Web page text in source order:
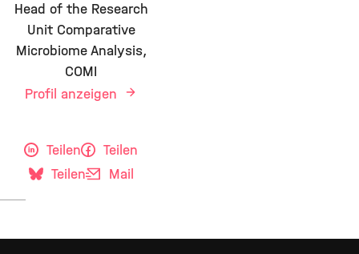
Head of the Research
Unit Comparative
Microbiome Analysis,
COMI
Profil anzeigen
Teilen
Teilen
Teilen
Mail